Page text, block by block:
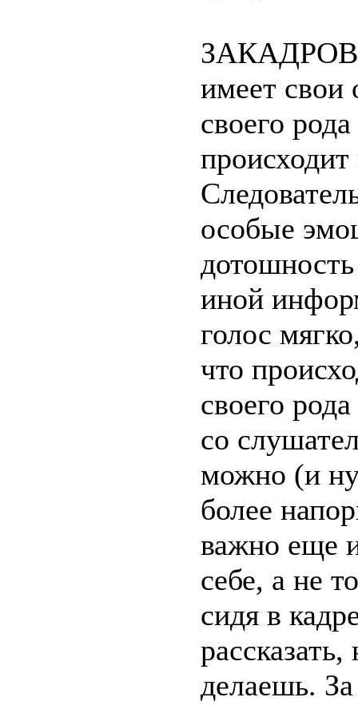
имеет свои
своего
происходит
особые
иной
голос
что
своего
со
можно (и
более
важно еще
себе, а не
сидя в
делаешь.